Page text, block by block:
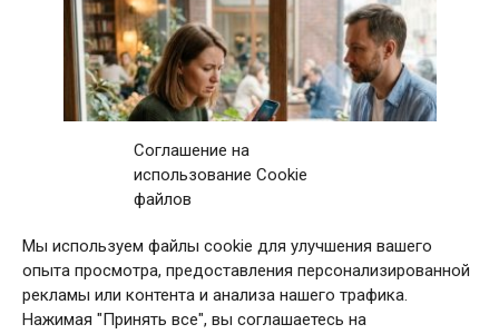
Соглашение на
использование Cookie
файлов
Мы используем файлы cookie для улучшения вашего
опыта просмотра, предоставления персонализированной
рекламы или контента и анализа нашего трафика.
Нажимая "Принять все", вы соглашаетесь на
Первое свидание с мужчиной закончилось
после 11 звонков матери: дома я приняла
непростое решение